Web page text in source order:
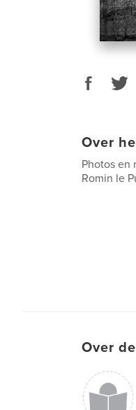
Over
Photos en
Romin le
Over